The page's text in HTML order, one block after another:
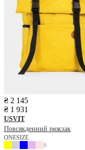
₴ 2 145
₴ 1 931
USVIT
Повсякденний рюкзак
ONESIZE
6